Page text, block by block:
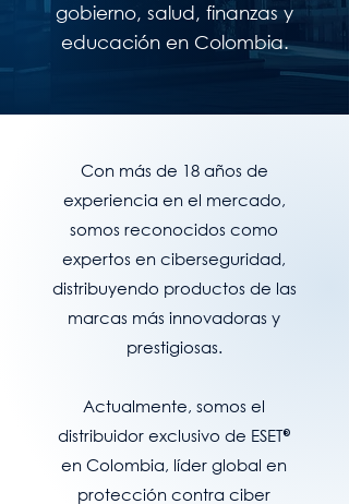
gobierno, salud, finanzas y
educación en Colombia.
Con más de 18 años de
experiencia en el mercado,
somos reconocidos como
expertos en ciberseguridad,
distribuyendo productos de las
marcas más innovadoras y
prestigiosas.
Actualmente, somos el
distribuidor exclusivo de ESET®
en Colombia, líder global en
protección contra ciber